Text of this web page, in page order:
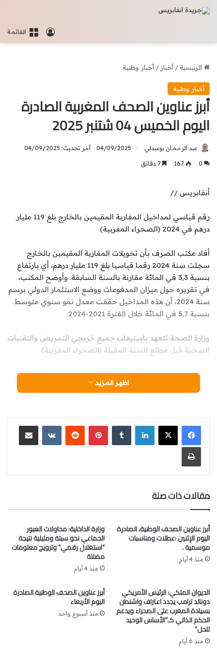
القائمةتسجيل
الرئيسية/ أخبار / أخبار وطنية
أخبار وطنية
أبرز عناوين الصحف المغربية الصادرة
اليوم الخميس 04 شتنبر 2025
عبد الرحمان بوعبدلي 04/09/2025 آخر تحديث: 04/09/2025
0
167
أنفابريس //
رقم قياسي لمداخيل المغاربة المقيمين بالخارج بلغ 119 مليار
درهم في 2024 (الصحراء المغربية)
أفاد مكتب الصرف بأن تحويلات المغاربة المقيمين بالخارج
سجلت سنة 2024 رقما قياسيا بلغ 119 مليار درهم، أي بارتفاع
بنسبة 3,3 في المائة مقارنة بالسنة السابقة. وأوضح المكتب،
في تقريره حول ميزان المدفوعات ووضع الاستثمار الدولي برسم
سنة 2024، أن هذه المداخيل حققت معدل نمو سنوي متوسط
بنسبة 5,7 في المائة خلال الفترة 2021-2024.
وزارة الصحة تتعهد باستيعاب جميع خريجي التمريض والتقنيات
الصحية قبل مطلع السنة المقبلة (الصحراء المغربية)
أعلنت وزارة الصحة والحماية الاجتماعية عن مجموعة تعهدات
والتزامات حول الخصاص في المناصب المالية المفتوحة
تحت لواء الاتحاد المغربي للشغل إضافة إلى ممثلين عن
الخريجين. وفي هذا الصدد، أفاد يوسف زروقي، عضو المكتب
الجامعي ومنسق اللجنة الوطنية للممرضين و تقنيي الصحة
بمختلف تخصصاتهم قبل نهاية السنة الجارية وأوائل السنة
المقبلة على أبعد تقدير.
المغرب ضمن لائحة المرشحين للاستفادة من دعم “حساب
تحدي الألفية” لسنة 2026 (الصحراء المغربية)
أدرج تقرير لوكالة تحدي الألفية الأمريكية المغرب ضمن قائمة
ويعكس التقرير الصادر عن الوكالة التابعة للحكومة الأمريكية، أول
أمس الثلاثاء الاعتراف الدولي بالإصلاحات السياسية والاقتصادية
والاجتماعية التي انخرط فيها المغرب خلال العقدين الأخيرين،
مما يؤكد مكانته باعتباره شريكا استراتيجيا موثوقا في محيط
إقليمي يتسم بعدم الاستقرار.
اظهر المزيد
لينكدإن بينتيريست
مقالات ذات صلة
أبرز عناوين الصحف الوطنية، الصادرة
اليوم الإثنين :عطلات ومناسبات
موسمية .
منذ 4 أيام
وزارة الداخلية: محاولات العبور
الجماعي نحو سبتة ومليلية نتيجة
“استغلال رقمي” وترويج معلومات
مضللة
منذ 4 أيام
الديوان الملكي: الرئيس الأمريكي
دونالد ترامب يجدد اعتراف واشنطن
بسيادة المغرب على الصحراء ويدعم
الحكم الذاتي كـ”الأساس الوحيد
للحل”
منذ 6 أيام
أبرز عناوين الصحف الوطنية الصادرة
اليوم الأربعاء
منذ أسبوع واحد